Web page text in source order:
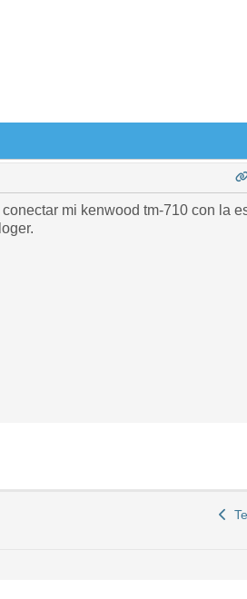
mi kenwood tm-710 con la